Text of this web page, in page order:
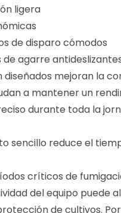
ligera
de disparo cómodos
de agarre
diseñados mejoran la
a mantener un
durante toda la
sencillo reduce el
críticos de
del equipo puede
de cultivos.